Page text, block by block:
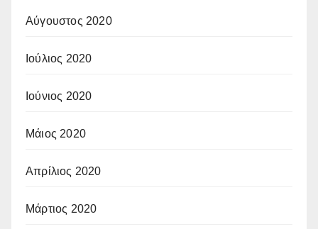
Αύγουστος 2020
Ιούλιος 2020
Ιούνιος 2020
Μάιος 2020
Απρίλιος 2020
Μάρτιος 2020